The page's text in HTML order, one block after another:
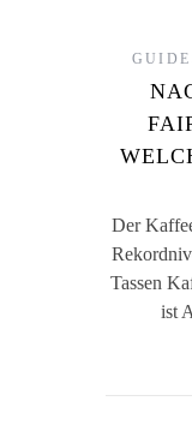
Der
Tassen
ist